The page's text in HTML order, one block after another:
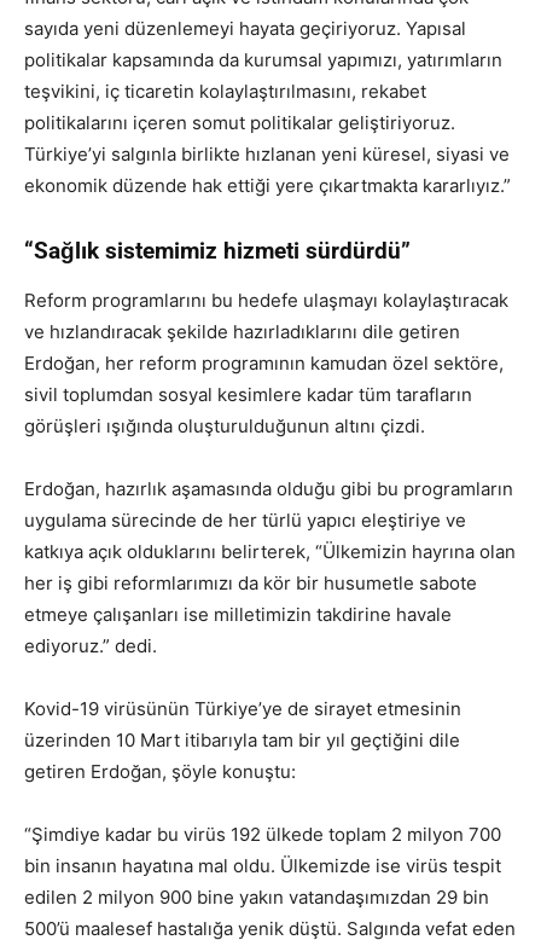
sayıda yeni düzenlemeyi hayata geçiriyoruz. Yapısal
politikalar kapsamında da kurumsal yapımızı, yatırımların
teşvikini, iç ticaretin kolaylaştırılmasını, rekabet
politikalarını içeren somut politikalar geliştiriyoruz.
Türkiye’yi salgınla birlikte hızlanan yeni küresel, siyasi ve
ekonomik düzende hak ettiği yere çıkartmakta kararlıyız.”
“Sağlık sistemimiz hizmeti sürdürdü”
Reform programlarını bu hedefe ulaşmayı kolaylaştıracak
ve hızlandıracak şekilde hazırladıklarını dile getiren
Erdoğan, her reform programının kamudan özel sektöre,
sivil toplumdan sosyal kesimlere kadar tüm tarafların
görüşleri ışığında oluşturulduğunun altını çizdi.
Erdoğan, hazırlık aşamasında olduğu gibi bu programların
uygulama sürecinde de her türlü yapıcı eleştiriye ve
katkıya açık olduklarını belirterek, “Ülkemizin hayrına olan
her iş gibi reformlarımızı da kör bir husumetle sabote
etmeye çalışanları ise milletimizin takdirine havale
ediyoruz.” dedi.
Kovid-19 virüsünün Türkiye’ye de sirayet etmesinin
üzerinden 10 Mart itibarıyla tam bir yıl geçtiğini dile
getiren Erdoğan, şöyle konuştu:
“Şimdiye kadar bu virüs 192 ülkede toplam 2 milyon 700
bin insanın hayatına mal oldu. Ülkemizde ise virüs tespit
edilen 2 milyon 900 bine yakın vatandaşımızdan 29 bin
500’ü maalesef hastalığa yenik düştü. Salgında vefat eden